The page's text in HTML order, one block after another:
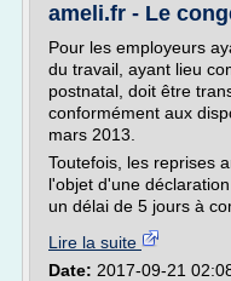
ameli.fr - Le
Pour les employeurs
du travail, ayant lieu
postnatal, doit être
conformément aux
mars 2013.
Toutefois, les reprises
l'objet d'une
un délai de 5 jours à
Lire la suite
Date: 2017-09-21